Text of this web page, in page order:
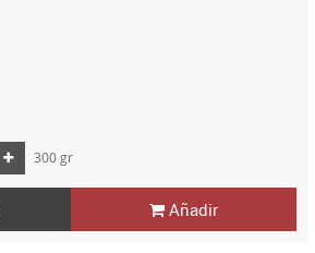
300 gr
Añadir